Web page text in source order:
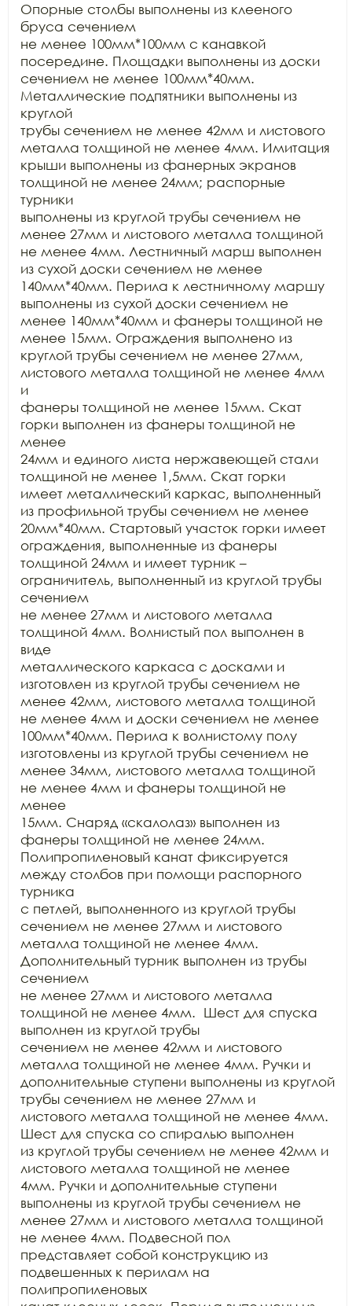
Опорные столбы выполнены из клееного
бруса сечением
не менее 100мм*100мм с канавкой
посередине. Площадки выполнены из доски
сечением не менее 100мм*40мм.
Металлические подпятники выполнены из
круглой
трубы сечением не менее 42мм и листового
металла толщиной не менее 4мм. Имитация
крыши выполнены из фанерных экранов
толщиной не менее 24мм; распорные
турники
выполнены из круглой трубы сечением не
менее 27мм и листового металла толщиной
не менее 4мм. Лестничный марш выполнен
из сухой доски сечением не менее
140мм*40мм. Перила к лестничному маршу
выполнены из сухой доски сечением не
менее 140мм*40мм и фанеры толщиной не
менее 15мм. Ограждения выполнено из
круглой трубы сечением не менее 27мм,
листового металла толщиной не менее 4мм
и
фанеры толщиной не менее 15мм. Скат
горки выполнен из фанеры толщиной не
менее
24мм и единого листа нержавеющей стали
толщиной не менее 1,5мм. Скат горки
имеет металлический каркас, выполненный
из профильной трубы сечением не менее
20мм*40мм. Стартовый участок горки имеет
ограждения, выполненные из фанеры
толщиной 24мм и имеет турник –
ограничитель, выполненный из круглой трубы
сечением
не менее 27мм и листового металла
толщиной 4мм. Волнистый пол выполнен в
виде
металлического каркаса с досками и
изготовлен из круглой трубы сечением не
менее 42мм, листового металла толщиной
не менее 4мм и доски сечением не менее
100мм*40мм. Перила к волнистому полу
изготовлены из круглой трубы сечением не
менее 34мм, листового металла толщиной
не менее 4мм и фанеры толщиной не
менее
15мм. Снаряд «скалолаз» выполнен из
фанеры толщиной не менее 24мм.
Полипропиленовый канат фиксируется
между столбов при помощи распорного
турника
с петлей, выполненного из круглой трубы
сечением не менее 27мм и листового
металла толщиной не менее 4мм.
Дополнительный турник выполнен из трубы
сечением
не менее 27мм и листового металла
толщиной не менее 4мм.  Шест для спуска
выполнен из круглой трубы
сечением не менее 42мм и листового
металла толщиной не менее 4мм. Ручки и
дополнительные ступени выполнены из круглой
трубы сечением не менее 27мм и
листового металла толщиной не менее 4мм.
Шест для спуска со спиралью выполнен
из круглой трубы сечением не менее 42мм и
листового металла толщиной не менее
4мм. Ручки и дополнительные ступени
выполнены из круглой трубы сечением не
менее 27мм и листового металла толщиной
не менее 4мм. Подвесной пол
представляет собой конструкцию из
подвешенных к перилам на
полипропиленовых